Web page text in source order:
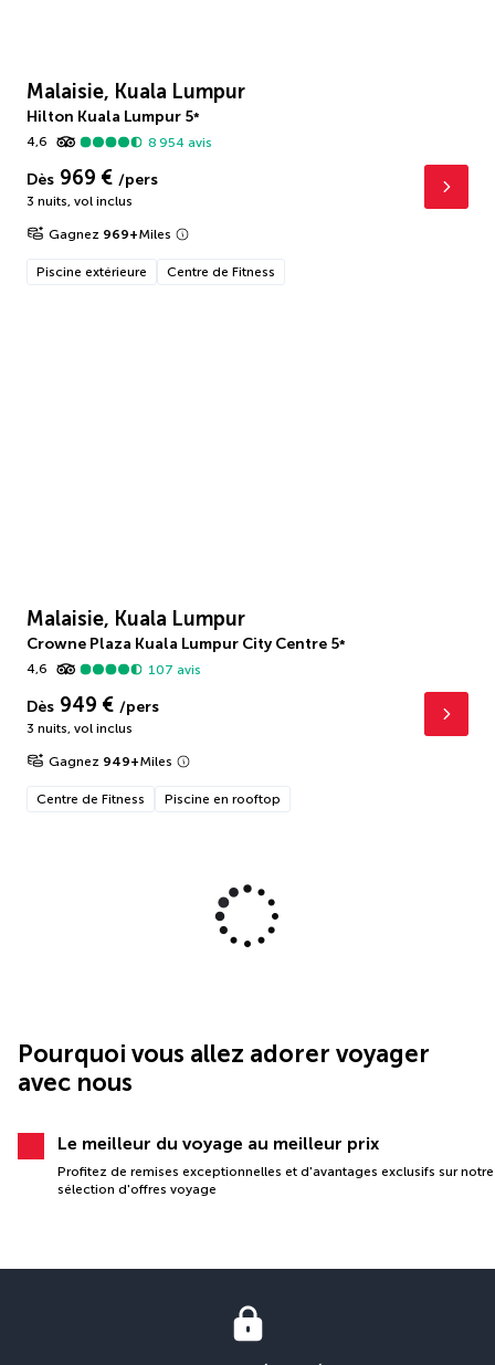
Malaisie, Kuala Lumpur
Hilton Kuala Lumpur 5*
4,6
8 954 avis
Dès 969 € /pers
3 nuits, vol inclus
Gagnez 969+Miles
Piscine extérieure Centre de Fitness
Malaisie, Kuala Lumpur
Crowne Plaza Kuala Lumpur City Centre 5*
4,6
107 avis
Dès 949 € /pers
3 nuits, vol inclus
Gagnez 949+Miles
Centre de Fitness Piscine en rooftop
Pourquoi vous allez adorer voyager
avec nous
Le meilleur du voyage au meilleur prix
Profitez de remises exceptionnelles et d'avantages exclusifs sur notre
sélection d'offres voyage